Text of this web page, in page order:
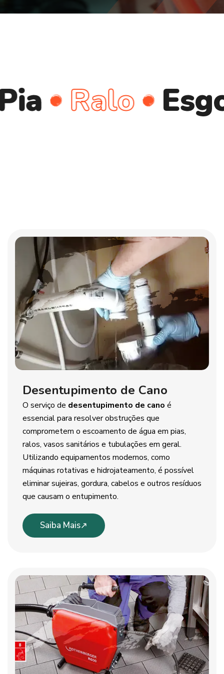
Ralo Esgoto
Desentupimento de Cano
O serviço de desentupimento de cano é
essencial para resolver obstruções que
comprometem o escoamento de água em pias,
ralos, vasos sanitários e tubulações em geral.
Utilizando equipamentos modernos, como
máquinas rotativas e hidrojateamento, é possível
eliminar sujeiras, gordura, cabelos e outros resíduos
que causam o entupimento.
Saiba Mais